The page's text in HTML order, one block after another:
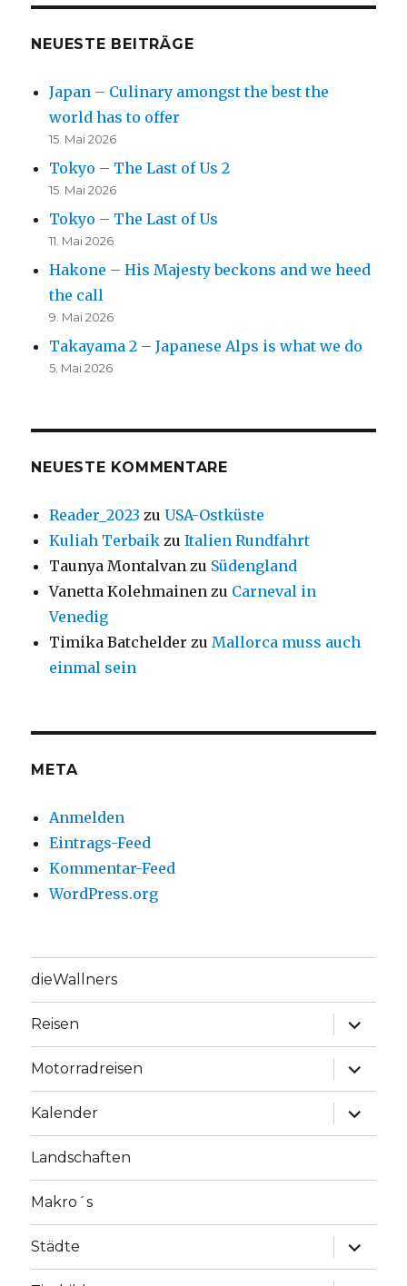
NEUESTE BEITRÄGE
Japan – Culinary amongst the best the
world has to offer
15. Mai 2026
Tokyo – The Last of Us 2
15. Mai 2026
Tokyo – The Last of Us
11. Mai 2026
Hakone – His Majesty beckons and we heed
the call
9. Mai 2026
Takayama 2 – Japanese Alps is what we do
5. Mai 2026
NEUESTE KOMMENTARE
Reader_2023 zuUSA-Ostküste
Kuliah Terbaik zuItalien Rundfahrt
Taunya Montalvan zu Südengland
Vanetta Kolehmainen zu Carneval in
Venedig
Timika Batchelder zu Mallorca muss auch
einmal sein
META
Anmelden
Eintrags-Feed
Kommentar-Feed
WordPress.org
dieWallners
Reisen
Motorradreisen
Kalender
Landschaften
Makro´s
Städte